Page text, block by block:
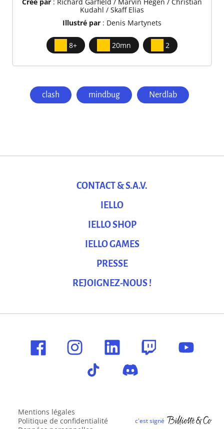
Kudahl / Skaff Elias
Illustré par : Denis Martynets
8+ 20mn 2
clash mindbug Nerdlab
CONTACT & S.A.V.
IELLO
IELLO SHOP
IELLO GAMES
PRESSE
REJOIGNEZ-NOUS !
Mentions légales
Politique de confidentialité